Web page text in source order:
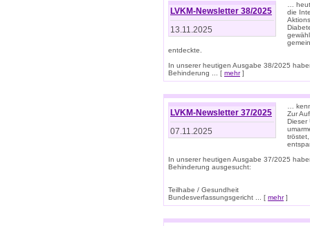
LVKM-Newsletter 38/2025
13.11.2025
…
die
entdeckte.
In unserer heutigen Ausgabe 38/2025
Behinderung ... [ mehr]
LVKM-Newsletter 37/2025
07.11.2025
…
Zur
Dieser
In unserer heutigen Ausgabe 37/2025
Behinderung ausgesucht:
Teilhabe / Gesundheit
Bundesverfassungsgericht ... [ mehr]